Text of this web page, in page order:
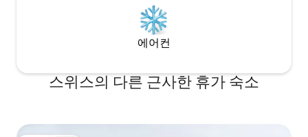
에어컨
스위스의 다른 근사한 휴가 숙소